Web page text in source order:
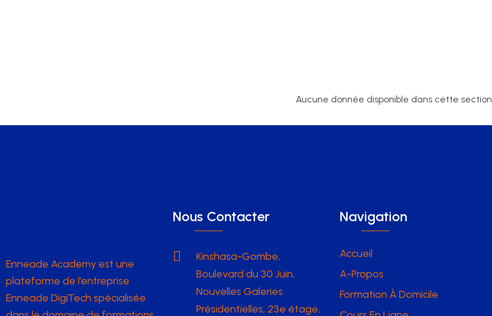
Aucune donnée disponible dans cette section
Enneade Academy est une
plateforme de l’entreprise
Enneade DigiTech spécialisée
Nous Contacter
Kinshasa-Gombe,
Boulevard du 30 Juin,
Nouvelles Galeries
Présidentielles, 23e étage,
Navigation
Accueil
A-Propos
Formation À Domicile